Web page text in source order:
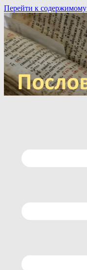
Перейти к содержимому